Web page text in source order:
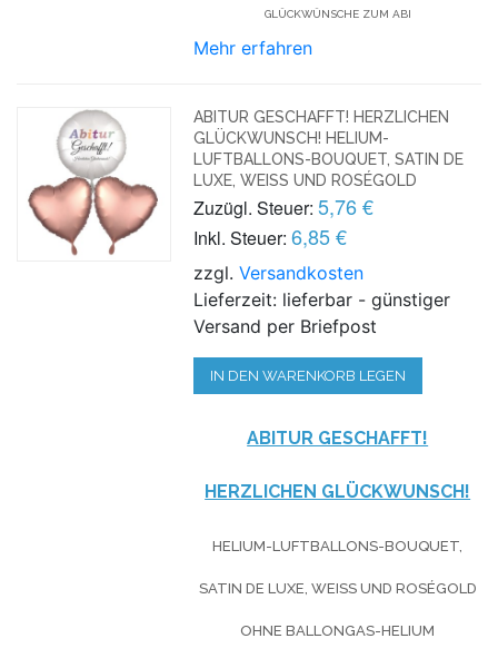
GLÜCKWÜNSCHE ZUM ABI
Mehr erfahren
ABITUR GESCHAFFT! HERZLICHEN
GLÜCKWUNSCH! HELIUM-
LUFTBALLONS-BOUQUET, SATIN DE
LUXE, WEISS UND ROSÉGOLD
Zuzügl. Steuer: 5,76 €
Inkl. Steuer: 6,85 €
zzgl.Versandkosten
Lieferzeit: lieferbar - günstiger
Versand per Briefpost
IN DEN WARENKORB LEGEN
ABITUR GESCHAFFT!
HERZLICHEN GLÜCKWUNSCH!
HELIUM-LUFTBALLONS-BOUQUET,
SATIN DE LUXE, WEISS UND ROSÉGOLD O
HNE BALLONGAS-HELIUM